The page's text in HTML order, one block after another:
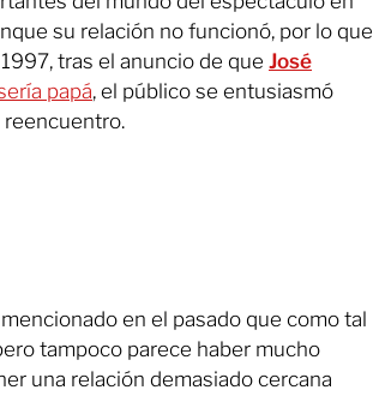
su relación no funcionó, por lo que
tras el anuncio de que José
papá, el público se entusiasmó
reencuentro.
en el pasado que como tal
tampoco parece haber mucho
una relación demasiado cercana